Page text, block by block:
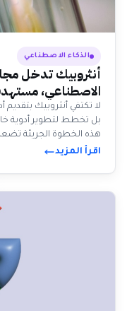
الذكاء الاصطناعي
أنثروبيك تدخل
الاصطناعي،
لا تكتفي أنثروبيك بتقديم
بل تخطط لتطوير أدوية
هذه الخطوة الجريئة
محتمل، رغم أن الطريق
اقرأ المزيد